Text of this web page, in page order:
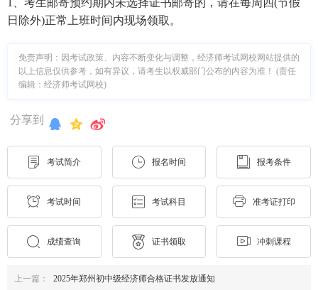
1、考生邮寄预约期内未选择证书邮寄的，请在每周四(节假
日除外)正常上班时间内现场领取。
免责声明：因考试政策、内容不断变化与调整，经济师考试网校网站提供的
以上信息仅供参考，如有异议，请考生以权威部门公布的内容为准！ (责任
编辑：经济师考试网校)
分享到
考试简介 报名时间 报考条件
考试时间 考试科目 准考证打印
成绩查询 证书领取 冲刺课程
上一篇： 2025年郑州初中级经济师合格证书发放通知